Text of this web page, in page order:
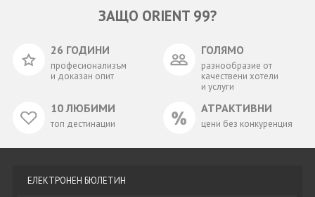
ЗАЩО ORIENT 99?
26 ГОДИНИ
професионализъм
и доказан опит
ГОЛЯМО
разнообразие от
качествени хотели
и услуги
10 ЛЮБИМИ
топ дестинации
АТРАКТИВНИ
цени без конкуренция
ЕЛЕКТРОНЕН БЮЛЕТИН